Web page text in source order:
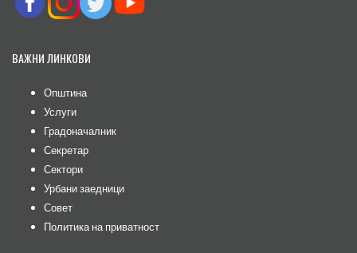
ВАЖНИ ЛИНКОВИ
Општина
Услуги
Градоначалник
Секретар
Сектори
Урбани заедници
Совет
Политика на приватност